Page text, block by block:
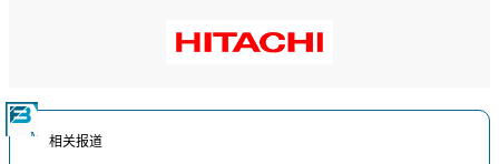
相关报道